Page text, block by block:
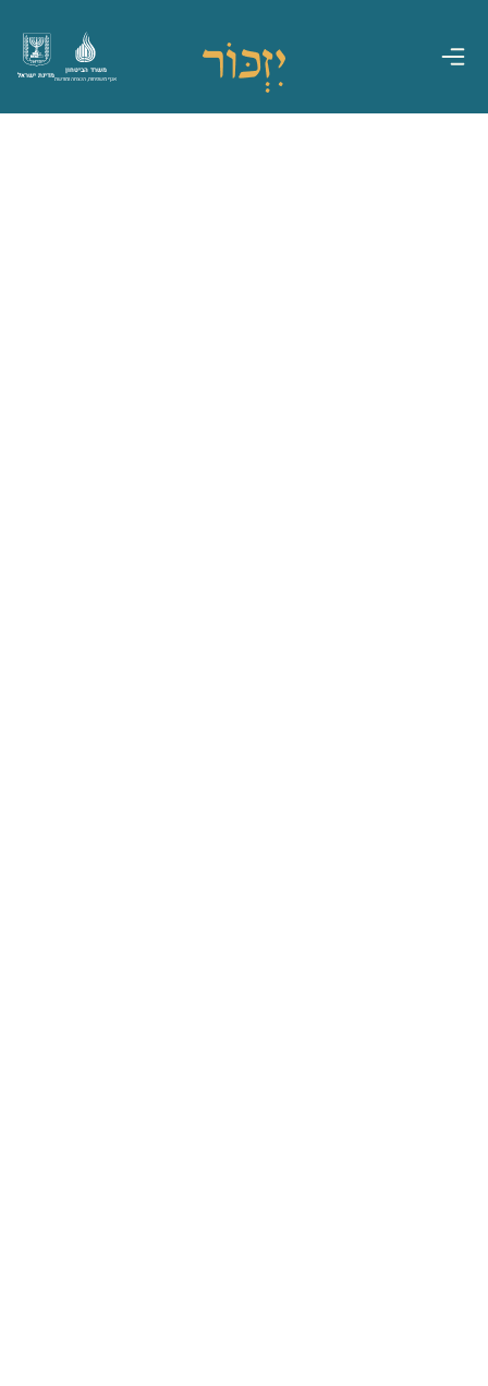
מדינת ישראל
משרד הביטחון
אגף משפחות, הנצחה ומורשת